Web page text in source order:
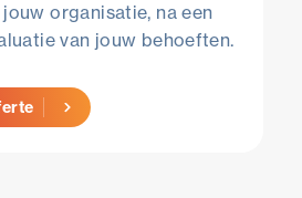
organisatie, na een
van jouw behoeften.